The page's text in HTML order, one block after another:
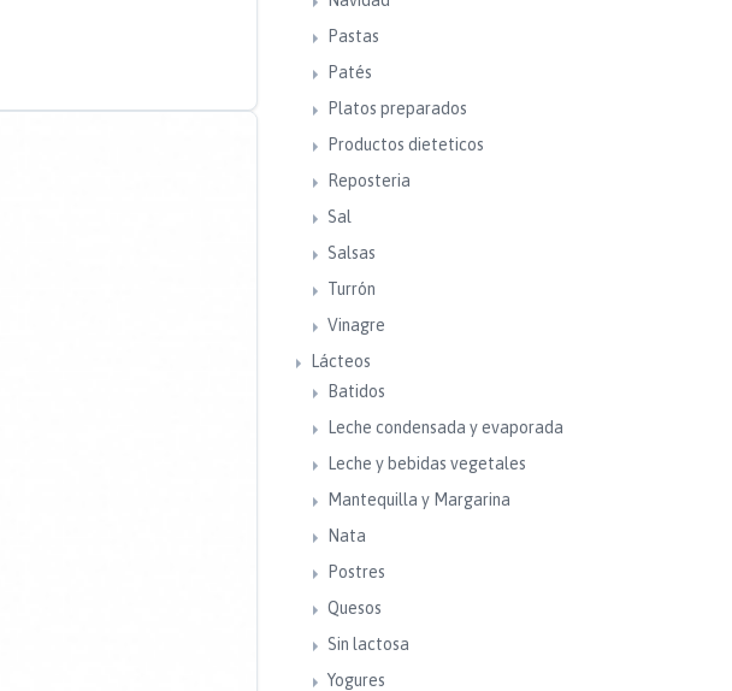
Pastas
Patés
Platos preparados
Productos dieteticos
Reposteria
Sal
Salsas
Turrón
Vinagre
Lácteos
Batidos
Leche condensada y evaporada
Leche y bebidas vegetales
Mantequilla y Margarina
Nata
Postres
Quesos
Sin lactosa
Yogures